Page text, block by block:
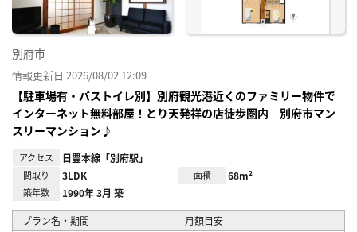
別府市
情報更新日 2026/08/02 12:09
【駐車場有・バストイレ別】別府観光港近くのファミリー物件で
インターネット無料部屋！とり天発祥の店徒歩圏内 別府市マン
スリーマンション♪
アクセス 日豊本線「別府駅」
間取り 3LDK 面積 68m²
築年数 1990年 3月 築
プラン名・期間 月額目安